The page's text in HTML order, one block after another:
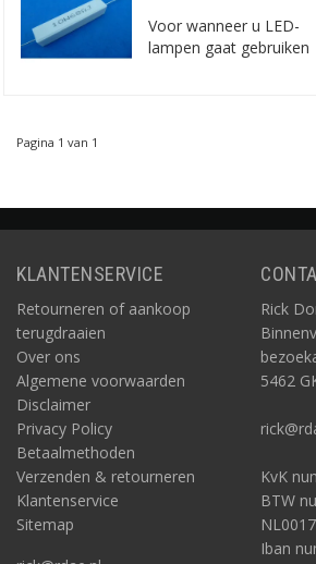
Voor wanneer u LED-
lampen gaat gebruiken
Pagina 1 van 1
KLANTENSERVICE
Retourneren of aankoop
terugdraaien
Over ons
Algemene voorwaarden
Disclaimer
Privacy Policy
Betaalmethoden
Verzenden & retourneren
Klantenservice
Sitemap
Rick
5462
KvK
BTW
Iban